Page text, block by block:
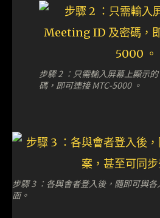
步驟 2 ：只需輸入屏幕上顯示
碼，即可連接 MTC-5000 。
步驟 3 ：各與會者登入後，隨即可與
面。